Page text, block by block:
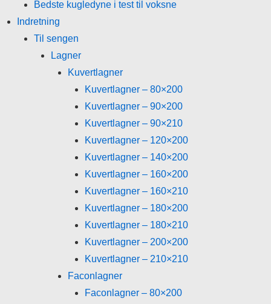
Bedste kugledyne i test til voksne
Indretning
Til sengen
Lagner
Kuvertlagner
Kuvertlagner – 80×200
Kuvertlagner – 90×200
Kuvertlagner – 90×210
Kuvertlagner – 120×200
Kuvertlagner – 140×200
Kuvertlagner – 160×200
Kuvertlagner – 160×210
Kuvertlagner – 180×200
Kuvertlagner – 180×210
Kuvertlagner – 200×200
Kuvertlagner – 210×210
Faconlagner
Faconlagner – 80×200